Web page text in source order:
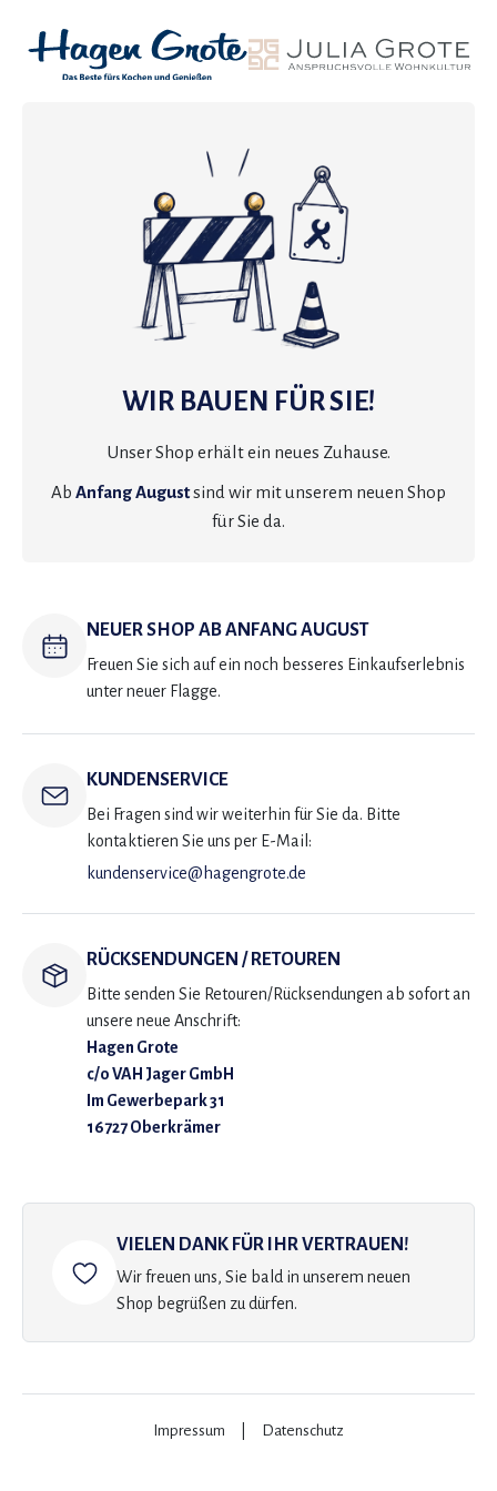
WIR BAUEN FÜR SIE!
Unser Shop erhält ein neues Zuhause.
Ab Anfang Augustsind wir mit unserem neuen Shop
für Sie da.
NEUER SHOP AB ANFANG AUGUST
Freuen Sie sich auf ein noch besseres Einkaufserlebnis
unter neuer Flagge.
KUNDENSERVICE
Bei Fragen sind wir weiterhin für Sie da. Bitte
kontaktieren Sie uns per E-Mail:
kundenservice@hagengrote.de
RÜCKSENDUNGEN / RETOUREN
Bitte senden Sie Retouren/Rücksendungen ab sofort an
unsere neue Anschrift:
Hagen Grote
c/o VAH Jager GmbH
Im Gewerbepark 31
16727 Oberkrämer
VIELEN DANK FÜR IHR VERTRAUEN!
Wir freuen uns, Sie bald in unserem neuen
Shop begrüßen zu dürfen.
Impressum Datenschutz